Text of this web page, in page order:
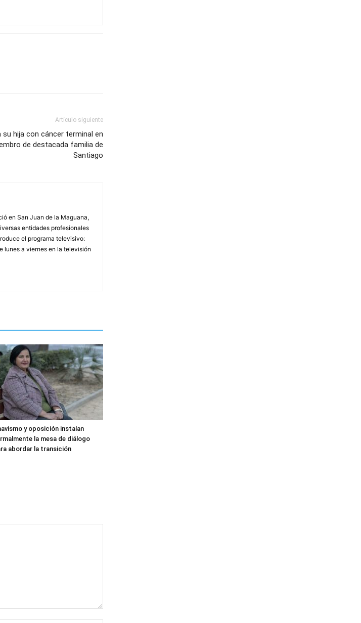
Artículo siguiente
su hija con cáncer terminal en
de destacada familia de
Santiago
en San Juan de la Maguana,
entidades profesionales
el programa televisivo:
lunes a viernes en la televisión
y oposición instalan
la mesa de diálogo
abordar la transición